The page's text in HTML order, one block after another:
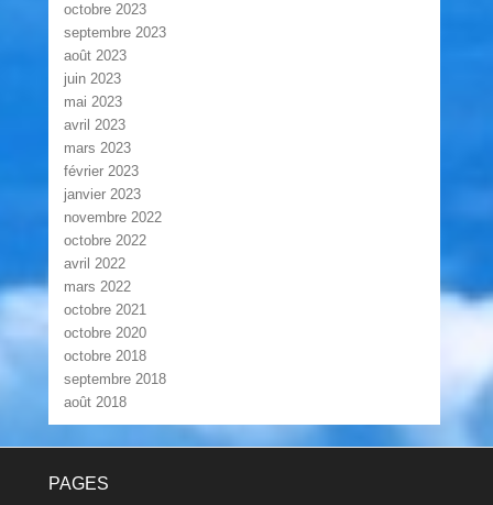
octobre 2023
septembre 2023
août 2023
juin 2023
mai 2023
avril 2023
mars 2023
février 2023
janvier 2023
novembre 2022
octobre 2022
avril 2022
mars 2022
octobre 2021
octobre 2020
octobre 2018
septembre 2018
août 2018
PAGES